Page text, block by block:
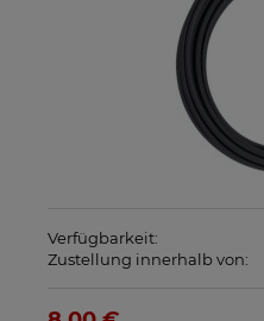
Verfügbarkeit:
Zustellung innerhalb von: